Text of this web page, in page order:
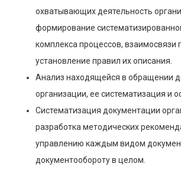
охватывающих деятельность
формирование
комплекса процессов, взаимосвязи
установление правил их описания.
Анализ находящейся в обращении
организации, ее систематизация и
Систематизация документации
разработка методических
управлению каждым видом
документообороту в целом.